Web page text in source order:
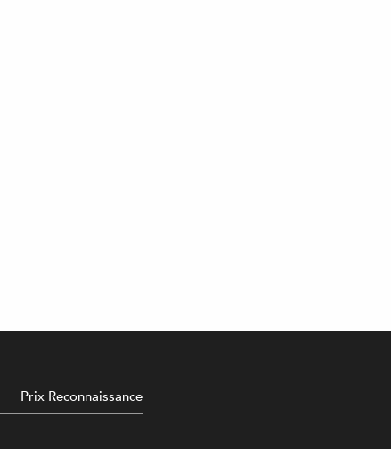
Prix Reconnaissance